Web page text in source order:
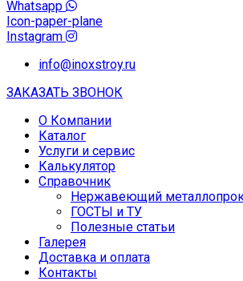
Whatsapp
Icon-paper-plane
Instagram
info@inoxstroy.ru
ЗАКАЗАТЬ ЗВОНОК
О Компании
Каталог
Услуги и сервис
Калькулятор
Справочник
Нержавеющий
ГОСТЫ и ТУ
Полезные статьи
Галерея
Доставка и оплата
Контакты